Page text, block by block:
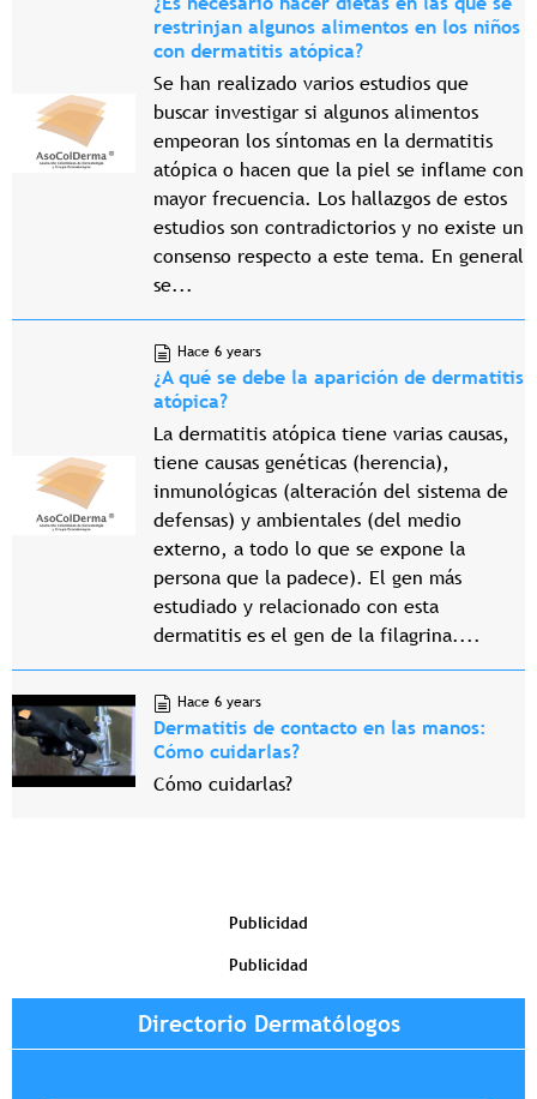
restrinjan algunos alimentos en los niños
con dermatitis atópica?
Se han realizado varios estudios que
buscar investigar si algunos alimentos
empeoran los síntomas en la dermatitis
atópica o hacen que la piel se inflame con
mayor frecuencia. Los hallazgos de estos
estudios son contradictorios y no existe un
consenso respecto a este tema. En general
se...
Hace 6 years
¿A qué se debe la aparición de dermatitis
atópica?
La dermatitis atópica tiene varias causas,
tiene causas genéticas (herencia),
inmunológicas (alteración del sistema de
defensas) y ambientales (del medio
externo, a todo lo que se expone la
persona que la padece). El gen más
estudiado y relacionado con esta
dermatitis es el gen de la filagrina....
Hace 6 years
Dermatitis de contacto en las manos:
Cómo cuidarlas?
Cómo cuidarlas?
Publicidad
Publicidad
Directorio Dermatólogos